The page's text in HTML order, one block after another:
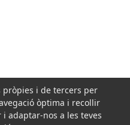
pròpies i de tercers per
òptima i recollir
adaptar-nos a les teves